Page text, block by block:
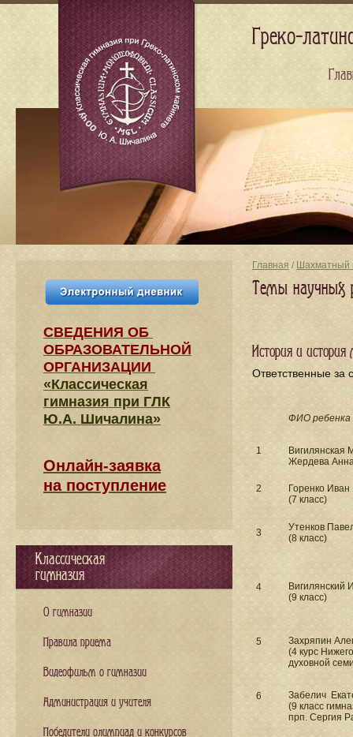
Главная / Шахматный
Темы научных
История и
Ответственные за
ФИО ребенка
1
Вигилянская
Жердева
2
Горенко Иван
(7 класс)
3
Утенков
(8 класс)
4
Вигилянский
(9 класс)
5
Захряпин
(4 курс
духовной
6
Забелич
(9 класс
прп. Сергия
СВЕДЕНИЯ​ ОБ
ОБРАЗОВАТЕЛЬНОЙ
ОРГАНИЗАЦИИ
«Классическая
гимназия при ГЛК
Ю.А. Шичалина»
Онлайн-заявка
на поступление
Классическая
гимназия
О гимназии
Правила приема
Видеофильм о гимназии
Администрация и учителя
Победители олимпиад и конкурсов
Греко-